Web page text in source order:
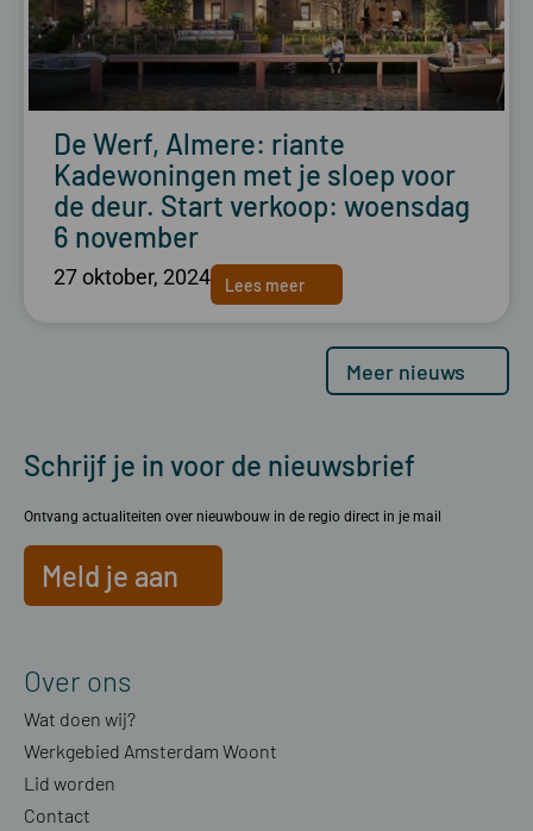
De Werf, Almere: riante
Kadewoningen met je sloep voor
de deur. Start verkoop: woensdag
6 november
27 oktober, 2024 Lees meer
Meer nieuws
Schrijf je in voor de nieuwsbrief
Ontvang actualiteiten over nieuwbouw in de regio direct in je mail
Meld je aan
Over ons
Wat doen wij?
Werkgebied Amsterdam Woont
Lid worden
Contact